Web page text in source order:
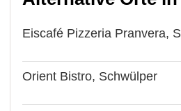
Eiscafé Pizzeria Pranvera,
Orient Bistro, Schwülper